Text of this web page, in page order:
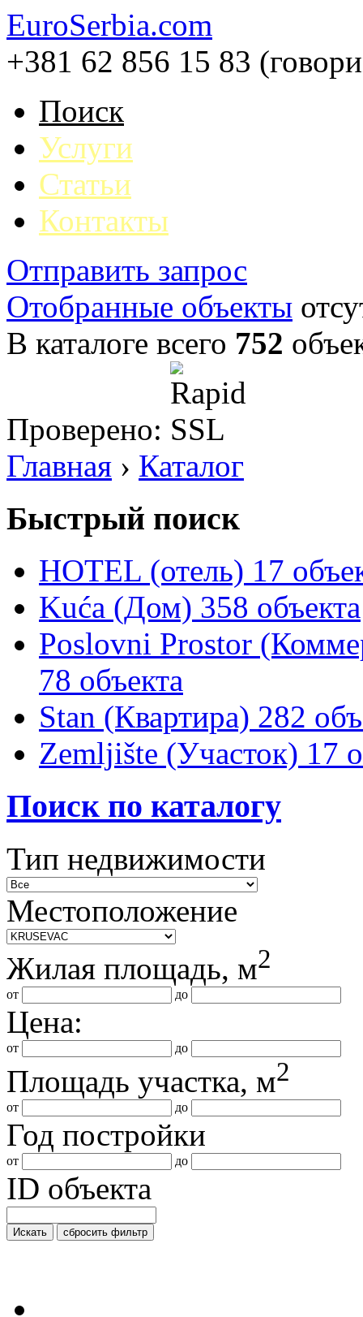
EuroSerbia.com
+381 62 856 15 83
Поиск
Услуги
Статьи
Контакты
Отправить запрос
Отобранные объекты
В каталоге всего 752
Проверено:
Главная › Каталог
Быстрый поиск
HOTEL (отель) 17
Kuća (Дом) 358 объекта
Poslovni Prostor
78 объекта
Stan (Квартира) 282
Zemljište (Участок) 17
Поиск по каталогу
Тип недвижимости
Местоположение
Жилая площадь, м2
от до
Цена:
от до
Площадь участка, м2
от до
Год постройки
от до
ID объекта
Искать сбросить фильтр